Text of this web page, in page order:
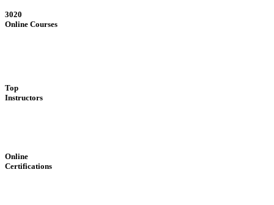
3020
Online Courses
Top
Instructors
Online
Certifications